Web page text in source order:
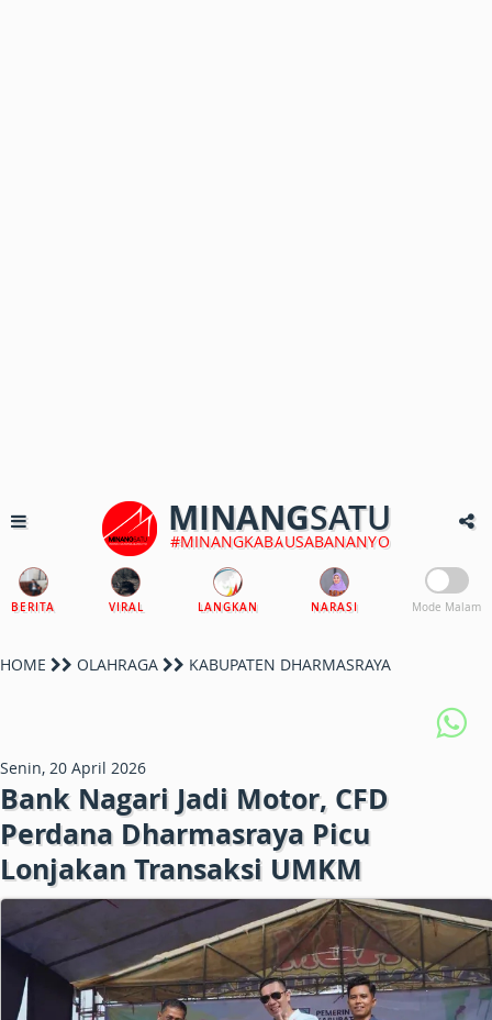
MINANGSATU
#MINANGKABAUSABANANYO
BERITA VIRAL LANGKAN NARASI Mode Malam
HOME OLAHRAGA KABUPATEN DHARMASRAYA
Senin, 20 April 2026
Bank Nagari Jadi Motor, CFD
Perdana Dharmasraya Picu
Lonjakan Transaksi UMKM